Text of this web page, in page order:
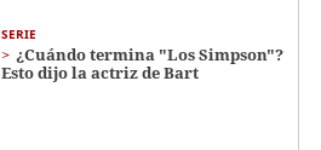
SERIE
¿Cuándo termina "Los Simpson"?
Esto dijo la actriz de Bart